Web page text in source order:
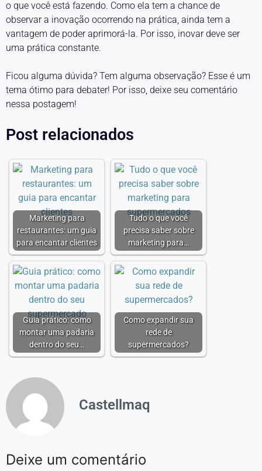
o que você está fazendo. Como ela tem a chance de
observar a inovação ocorrendo na prática, ainda tem a
vantagem de poder aprimorá-la. Por isso, inovar deve ser
uma prática constante.
Ficou alguma dúvida? Tem alguma observação? Esse é um
tema ótimo para debater! Por isso, deixe seu comentário
nessa postagem!
Post relacionados
Marketing para
restaurantes: um guia
para encantar clientes
Tudo o que você
precisa saber sobre
marketing para…
Guia prático: como
montar uma padaria
dentro do seu…
Como expandir sua
rede de
supermercados?
Castellmaq
Deixe um comentário